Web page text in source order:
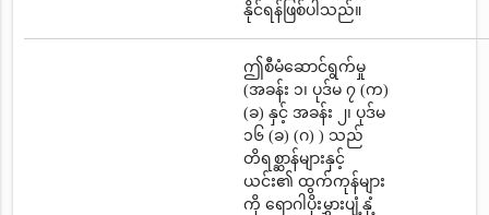
နိုင်ရန်ဖြစ်ပါသည်။
ဤစီမံဆောင်ရွက်မှု
(အခန်း ၁၊ ပုဒ်မ ၇ (က)
(ခ) နှင့် အခန်း ၂၊ ပုဒ်မ
၁၆ (ခ) (ဂ) ) သည်
တိရစ္ဆာန်များနှင့်
ယင်း၏ ထွက်ကုန်များ
ကို ရောဂါပိုးမွှားပျံ့နှံ့